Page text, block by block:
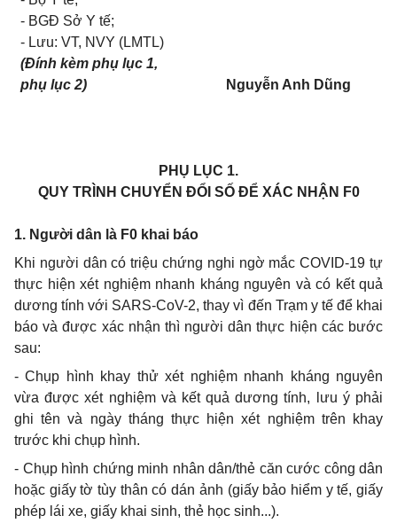
- BGĐ Sở Y tế;
- Lưu: VT, NVY (LMTL)
(Đính kèm phụ lục 1,
phụ lục 2)
Nguyễn Anh Dũng
PHỤ LỤC 1.
QUY TRÌNH CHUYỂN ĐỔI SỐ ĐỂ XÁC NHẬN F0
1. Người dân là F0 khai báo
Khi người dân có triệu chứng nghi ngờ mắc COVID-19 tự
thực hiện xét nghiệm nhanh kháng nguyên và có kết quả
dương tính với SARS-CoV-2, thay vì đến Trạm y tế để khai
báo và được xác nhận thì người dân thực hiện các bước
sau:
- Chụp hình khay thử xét nghiệm nhanh kháng nguyên
vừa được xét nghiệm và kết quả dương tính, lưu ý phải
ghi tên và ngày tháng thực hiện xét nghiệm trên khay
trước khi chụp hình.
- Chụp hình chứng minh nhân dân/thẻ căn cước công dân
hoặc giấy tờ tùy thân có dán ảnh (giấy bảo hiểm y tế, giấy
phép lái xe, giấy khai sinh, thẻ học sinh...).